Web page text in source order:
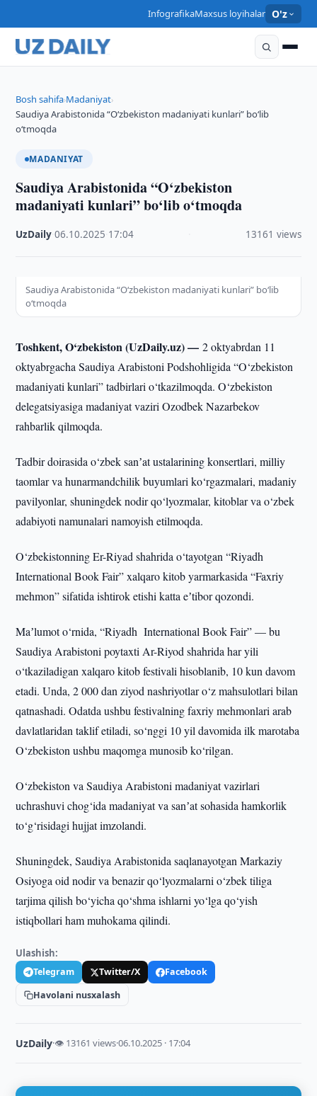
InfografikaMaxsus loyihalar O'z
Bosh sahifa›Madaniyat›
Saudiya Arabistonida “O‘zbekiston madaniyati kunlari” bo‘lib
o‘tmoqda
MADANIYAT
Saudiya Arabistonida “O‘zbekiston
madaniyati kunlari” bo‘lib o‘tmoqda
UzDaily ·06.10.2025 17:04 13161 views
Saudiya Arabistonida “O‘zbekiston madaniyati kunlari” bo‘lib
o‘tmoqda
Toshkent, O‘zbekiston (UzDaily.uz) —2 oktyabrdan 11
oktyabrgacha Saudiya Arabistoni Podshohligida “O‘zbekiston
madaniyati kunlari” tadbirlari o‘tkazilmoqda. O‘zbekiston
delegatsiyasiga madaniyat vaziri Ozodbek Nazarbekov
rahbarlik qilmoqda.
Tadbir doirasida o‘zbek sanʼat ustalarining konsertlari, milliy
taomlar va hunarmandchilik buyumlari ko‘rgazmalari, madaniy
pavilyonlar, shuningdek nodir qo‘lyozmalar, kitoblar va o‘zbek
adabiyoti namunalari namoyish etilmoqda.
O‘zbekistonning Er-Riyad shahrida o‘tayotgan “Riyadh
International Book Fair” xalqaro kitob yarmarkasida “Faxriy
mehmon” sifatida ishtirok etishi katta eʼtibor qozondi.
Maʼlumot o‘rnida, “Riyadh International Book Fair” — bu
Saudiya Arabistoni poytaxti Ar-Riyod shahrida har yili
o‘tkaziladigan xalqaro kitob festivali hisoblanib, 10 kun davom
etadi. Unda, 2 000 dan ziyod nashriyotlar o‘z mahsulotlari bilan
qatnashadi. Odatda ushbu festivalning faxriy mehmonlari arab
davlatlaridan taklif etiladi, so‘nggi 10 yil davomida ilk marotaba
O‘zbekiston ushbu maqomga munosib ko‘rilgan.
O‘zbekiston va Saudiya Arabistoni madaniyat vazirlari
uchrashuvi chog‘ida madaniyat va sanʼat sohasida hamkorlik
to‘g‘risidagi hujjat imzolandi.
Shuningdek, Saudiya Arabistonida saqlanayotgan Markaziy
Osiyoga oid nodir va benazir qo‘lyozmalarni o‘zbek tiliga
tarjima qilish bo‘yicha qo‘shma ishlarni yo‘lga qo‘yish
istiqbollari ham muhokama qilindi.
Ulashish:
Telegram Twitter/X
Facebook
Havolani nusxalash
UzDaily·👁 13161 views·06.10.2025 · 17:04